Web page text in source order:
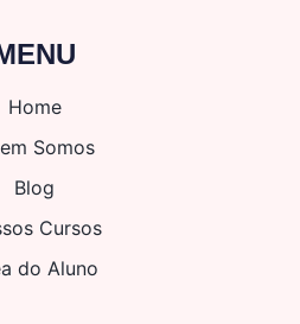
Home
Somos
Blog
Cursos
do Aluno